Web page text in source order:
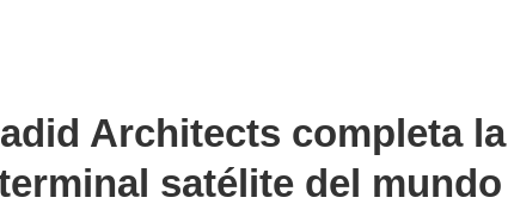
Architects completa la
satélite del mundo